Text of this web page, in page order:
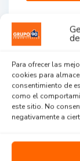
Para ofrecer las
cookies para
consentimiento de
como el
este sitio. No
negativamente a
Agent
...